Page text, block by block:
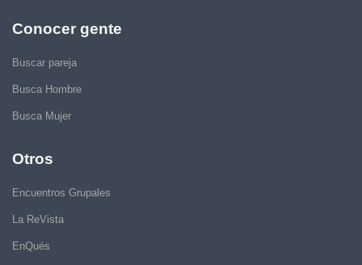
Conocer gente
Buscar pareja
Busca Hombre
Busca Mujer
Otros
Encuentros Grupales
La ReVista
EnQués